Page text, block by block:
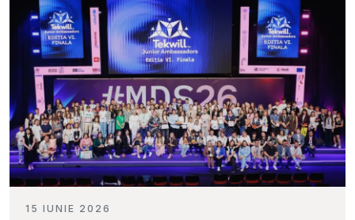
15 IUNIE 2026